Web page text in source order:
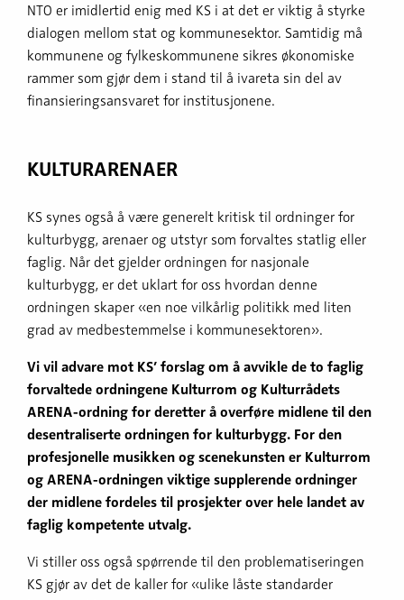
NTO er imidlertid enig med KS i at det er viktig å styrke
dialogen mellom stat og kommunesektor. Samtidig må
kommunene og fylkeskommunene sikres økonomiske
rammer som gjør dem i stand til å ivareta sin del av
finansieringsansvaret for institusjonene.
KULTURARENAER
KS synes også å være generelt kritisk til ordninger for
kulturbygg, arenaer og utstyr som forvaltes statlig eller
faglig. Når det gjelder ordningen for nasjonale
kulturbygg, er det uklart for oss hvordan denne
ordningen skaper «en noe vilkårlig politikk med liten
grad av medbestemmelse i kommunesektoren».
Vi vil advare mot KS’ forslag om å avvikle de to faglig
forvaltede ordningene Kulturrom og Kulturrådets
ARENA-ordning for deretter å overføre midlene til den
desentraliserte ordningen for kulturbygg. For den
profesjonelle musikken og scenekunsten er Kulturrom
og ARENA-ordningen viktige supplerende ordninger
der midlene fordeles til prosjekter over hele landet av
faglig kompetente utvalg.
Vi stiller oss også spørrende til den problematiseringen
KS gjør av det de kaller for «ulike låste standarder